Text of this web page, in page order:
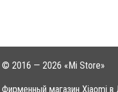
© 2016 — 2026 «Mi Store»
Фирменный магазин Xiaomi в